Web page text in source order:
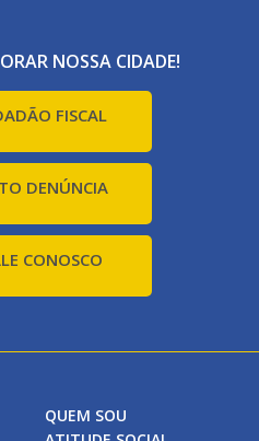
NOSSA CIDADE!
FISCAL
DENÚNCIA
CONOSCO
QUEM SOU